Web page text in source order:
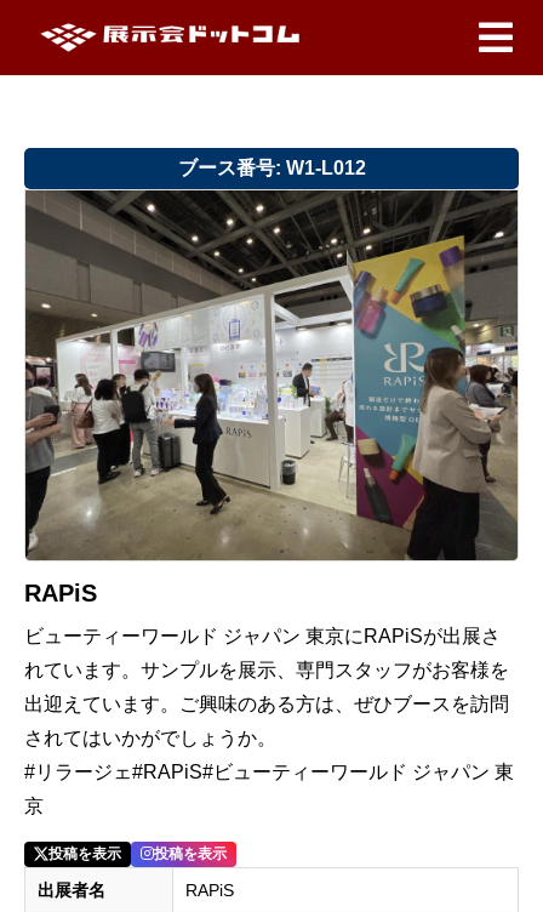
ブース番号: W1-L012
RAPiS
ビューティーワールド ジャパン 東京にRAPiSが出展さ
れています。サンプルを展示、専門スタッフがお客様を
出迎えています。ご興味のある方は、ぜひブースを訪問
されてはいかがでしょうか。
#リラージェ#RAPiS#ビューティーワールド ジャパン 東
京
投稿を表示 投稿を表示
出展者名 RAPiS